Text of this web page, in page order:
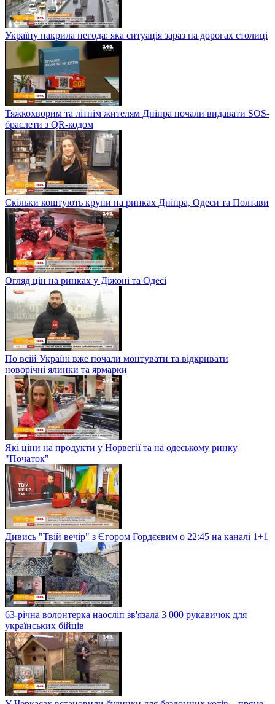
Україну накрила негода: яка ситуація зараз на дорогах столиці
Тяжкохворим та літнім жителям Дніпра почали видавати SOS-
браслети з QR-кодом
Скільки коштують крупи на ринках Дніпра, Одеси та Полтави
Огляд цін на ринках у Діжоні та Одесі
По всій Україні вже почали монтувати та відкривати
новорічні ялинки та ярмарки
Які ціни на продукти у Норвегії та на одеському ринку
"Початок"
Дивись "Твій вечір" з Єгором Гордєєвим о 22:45 на каналі 1+1
63-річна волонтерка наосліп зв'язала 3 000 рукавичок для
українських бійців